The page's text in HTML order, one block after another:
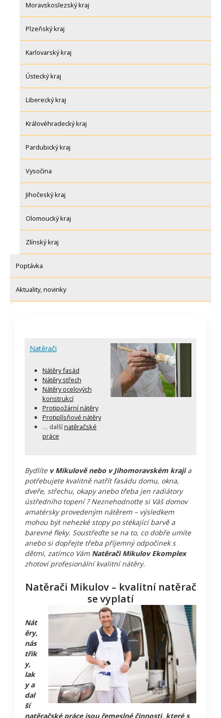
Moravskoslezský kraj
Plzeňský kraj
Karlovarský kraj
Ústecký kraj
Liberecký kraj
Královéhradecký kraj
Pardubický kraj
Vysočina
Jihočeský kraj
Olomoucký kraj
Zlínský kraj
Poptávka
Aktuality, novinky
Natěrači
Nátěry fasád
Nátěry střech
Nátěry ocelových
konstrukcí
Protipožární nátěry
Protiplísňové nátěry
… dalšínatěračské
práce
Bydlíte v Mikulově nebo v Jihomoravském krajia
potřebujete kvalitně natřít fasádu domu, okna,
dveře, střechu, okapy anebo třeba jen radiátory
ústředního topení ? Neznehodnoťte si Váš domov
amatérsky provedeným nátěrem – výsledkem
mohou být nehezké stopy po stékající barvě a
barevné fleky. Soustřeďte se na to, co dobře umíte
anebo si dopřejte třeba příjemný odpočinek s
dětmi, zatímco Vám Natěrači Mikulov Ekomplex
zhotoví profesionální kvalitní nátěry.
Natěrači Mikulov – kvalitní natěrač
se vyplatí
Nát
ěry,
nás
třik
y,
lak
y a
dal
ší
natěračské práce jsou řemeslné činnosti, které s